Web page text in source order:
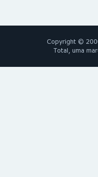
Copyright ©
Total, uma